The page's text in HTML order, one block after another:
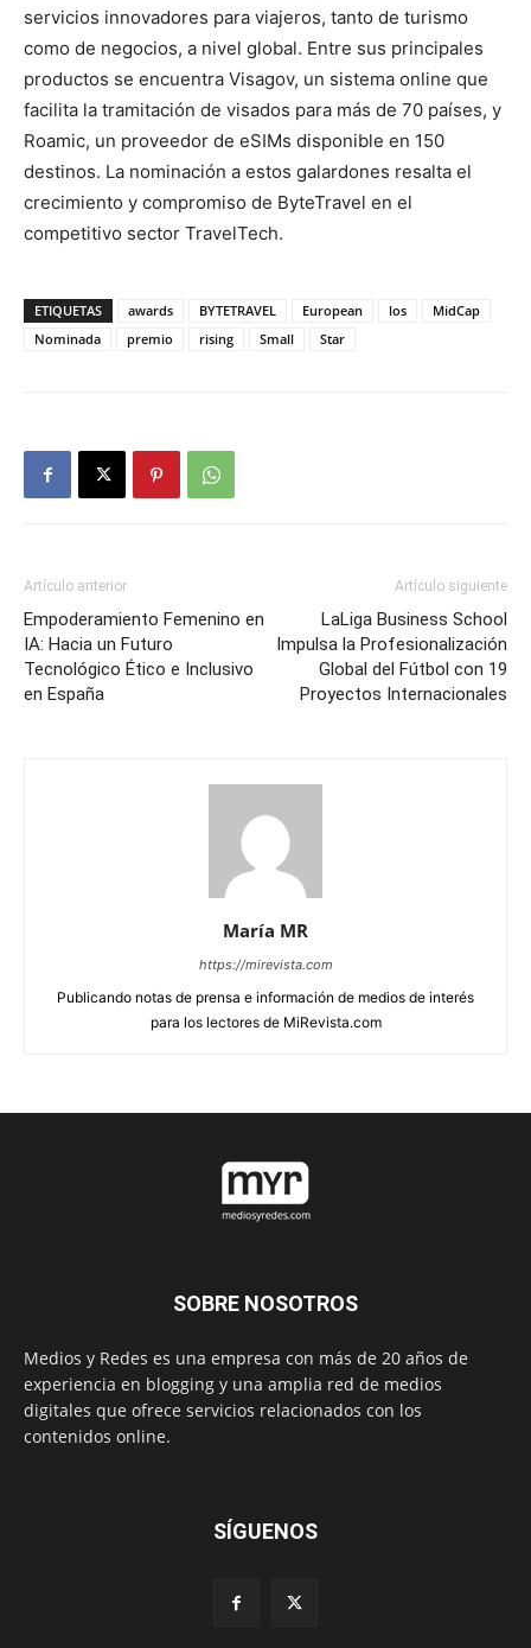
servicios innovadores para viajeros, tanto de turismo
como de negocios, a nivel global. Entre sus principales
productos se encuentra Visagov, un sistema online que
facilita la tramitación de visados para más de 70 países, y
Roamic, un proveedor de eSIMs disponible en 150
destinos. La nominación a estos galardones resalta el
crecimiento y compromiso de ByteTravel en el
competitivo sector TravelTech.
ETIQUETAS awards BYTETRAVEL European los
MidCap
Nominada
premio rising Small Star
Artículo anterior
Empoderamiento Femenino en
IA: Hacia un Futuro
Tecnológico Ético e Inclusivo
en España
Artículo siguiente
LaLiga Business School
Impulsa la Profesionalización
Global del Fútbol con 19
Proyectos Internacionales
María MR
https://mirevista.com
Publicando notas de prensa e información de medios de interés
para los lectores de MiRevista.com
SOBRE NOSOTROS
Medios y Redes es una empresa con más de 20 años de
experiencia en blogging y una amplia red de medios
digitales que ofrece servicios relacionados con los
contenidos online.
SÍGUENOS